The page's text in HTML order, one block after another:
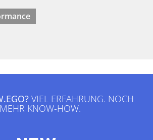
VIEL ERFAHRUNG. NOCH
MEHR KNOW-HOW.